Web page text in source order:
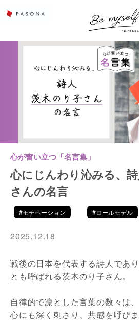
心が奮い立つ「名言集」
心にじんわり沁みる、
さんの名言
#モチベーション #ロールモデル
2025.12.18
戦後の日本を代表する詩人であ
とも呼ばれる茨木のり子さん。
自律的で凛とした言葉の数々は
心にも深く刺さり、共感を呼びま